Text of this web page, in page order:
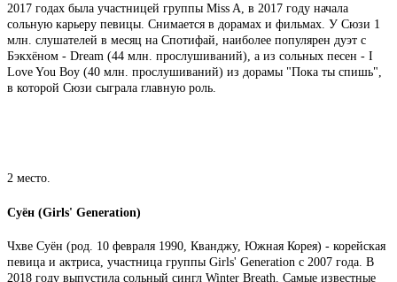
2017 годах была участницей группы Miss A, в 2017 году начала
сольную карьеру певицы. Снимается в дорамах и фильмах. У Сюзи 1
млн. слушателей в месяц на Спотифай, наиболее популярен дуэт с
Бэкхёном - Dream (44 млн. прослушиваний), а из сольных песен - I
Love You Boy (40 млн. прослушиваний) из дорамы "Пока ты спишь",
в которой Сюзи сыграла главную роль.
2 место.
Суён (Girls' Generation)
Чхве Суён (род. 10 февраля 1990, Кванджу, Южная Корея) - корейская
певица и актриса, участница группы Girls' Generation с 2007 года. В
2018 году выпустила сольный сингл Winter Breath. Самые известные